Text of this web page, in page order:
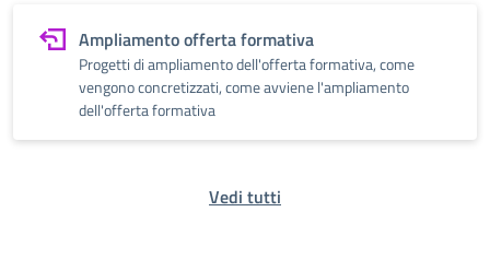
Ampliamento offerta formativa
Progetti di ampliamento dell'offerta formativa, come
vengono concretizzati, come avviene l'ampliamento
dell'offerta formativa
Vedi tutti